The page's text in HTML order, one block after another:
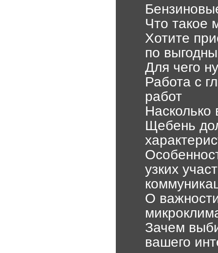
Что такое
Хотите
по
Для чего
Работа с
работ
Насколько
Щебень
узких
О
Зачем
вашего